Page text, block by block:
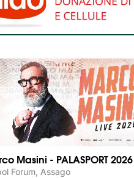
Masini - PALASPORT 2026
Forum, Assago